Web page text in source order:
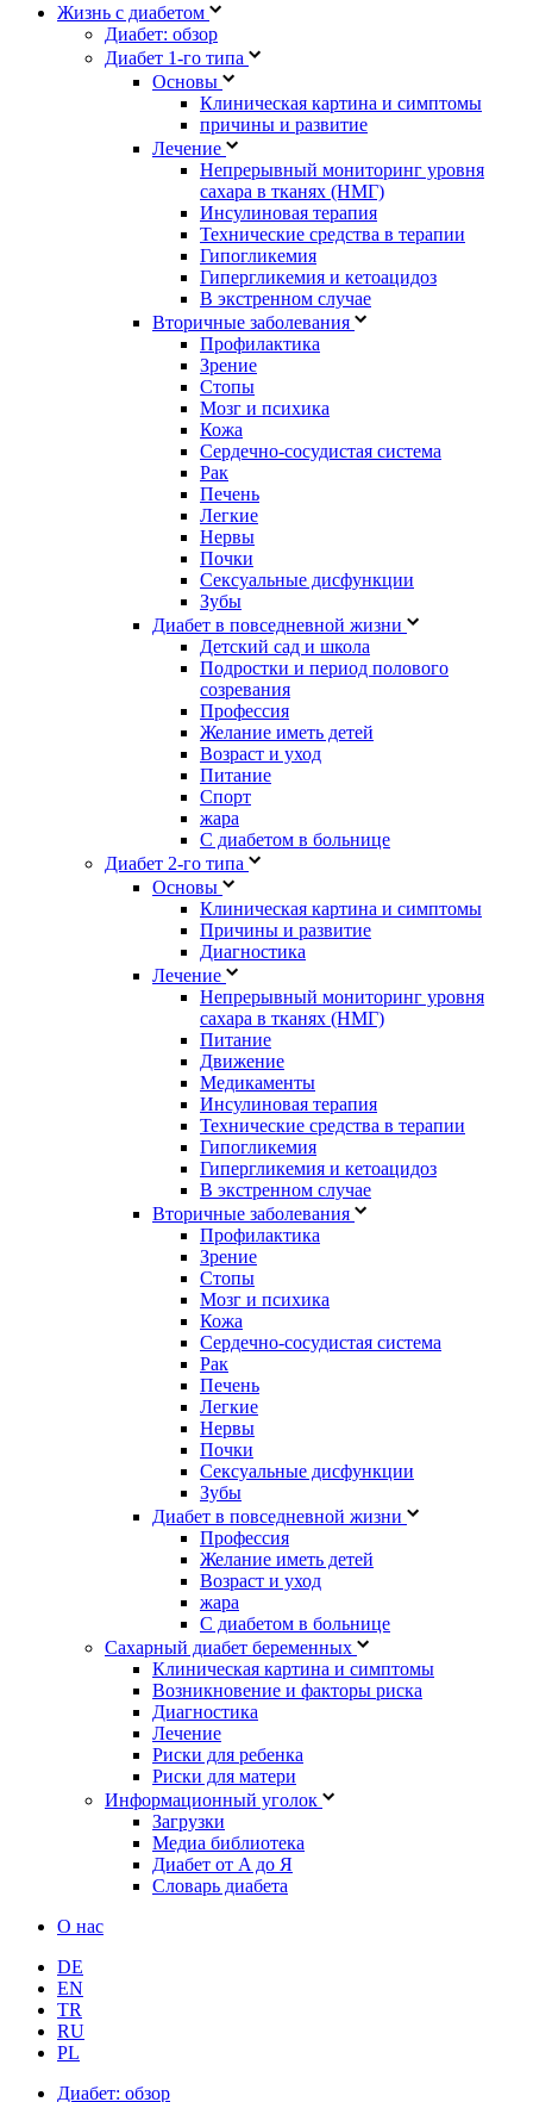
Жизнь с диабетом
Диабет: обзор
Диабет 1-го типа
Основы
Клиническая картина и симптомы
причины и развитие
Лечение
Непрерывный мониторинг уровня
сахара в тканях (НМГ)
Инсулиновая терапия
Технические средства в терапии
Гипогликемия
Гипергликемия и кетоацидоз
В экстренном случае
Вторичные заболевания
Профилактика
Зрение
Стопы
Мозг и психика
Кожа
Сердечно-сосудистая система
Рак
Печень
Легкие
Нервы
Почки
Сексуальные дисфункции
Зубы
Диабет в повседневной жизни
Детский сад и школа
Подростки и период полового
созревания
Профессия
Желание иметь детей
Возраст и уход
Питание
Спорт
жара
С диабетом в больнице
Диабет 2-го типа
Основы
Клиническая картина и симптомы
Причины и развитие
Диагностика
Лечение
Непрерывный мониторинг уровня
сахара в тканях (НМГ)
Питание
Движение
Медикаменты
Инсулиновая терапия
Технические средства в терапии
Гипогликемия
Гипергликемия и кетоацидоз
В экстренном случае
Вторичные заболевания
Профилактика
Зрение
Стопы
Мозг и психика
Кожа
Сердечно-сосудистая система
Рак
Печень
Легкие
Нервы
Почки
Сексуальные дисфункции
Зубы
Диабет в повседневной жизни
Профессия
Желание иметь детей
Возраст и уход
жара
С диабетом в больнице
Сахарный диабет беременных
Клиническая картина и симптомы
Возникновение и факторы риска
Диагностика
Лечение
Риски для ребенка
Риски для матери
Информационный уголок
Загрузки
Медиа библиотека
Диабет от A до Я
Словарь диабета
О нас
DE
EN
TR
RU
PL
Диабет: обзор